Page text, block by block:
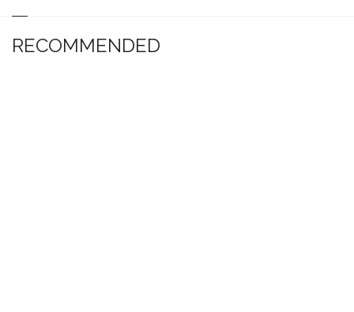
RECOMMENDED